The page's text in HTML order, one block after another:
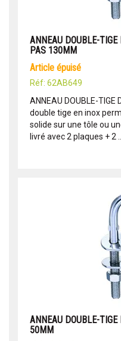
ANNEAU DOUBLE-
PAS 130MM
article épuisé
Réf: 62AB649
ANNEAU DOUBLE-
double tige en inox
solide sur une tôle ou
livré avec 2 plaques + 2 ...
ANNEAU DOUBLE-
50MM